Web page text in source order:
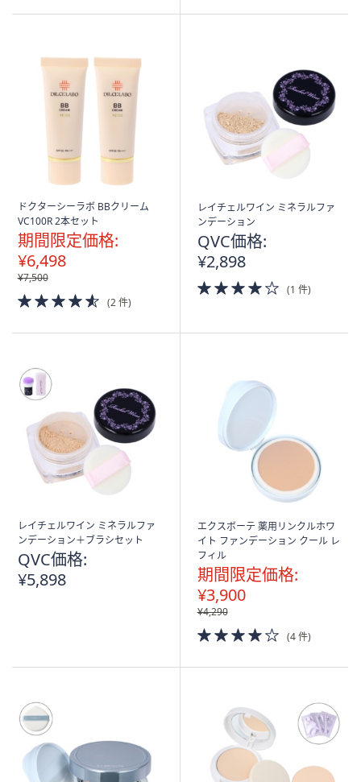
ドクターシーラボ BBクリーム
VC100R 2本セット
期間限定価格:
¥6,498
¥7,500
4.5
of
(2 件)
レイチェルワイン ミネラルファ
ンデーション
QVC価格:
¥2,898
4.0
of
(1 件)
レイチェルワイン ミネラルファ
ンデーション＋ブラシセット
QVC価格:
¥5,898
エクスボーテ 薬用リンクルホワ
イト ファンデーション クール レ
フィル
期間限定価格:
¥3,900
¥4,290
4.0
of
(4 件)